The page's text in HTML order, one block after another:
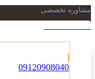
مشاوره تخصصی
09120908040